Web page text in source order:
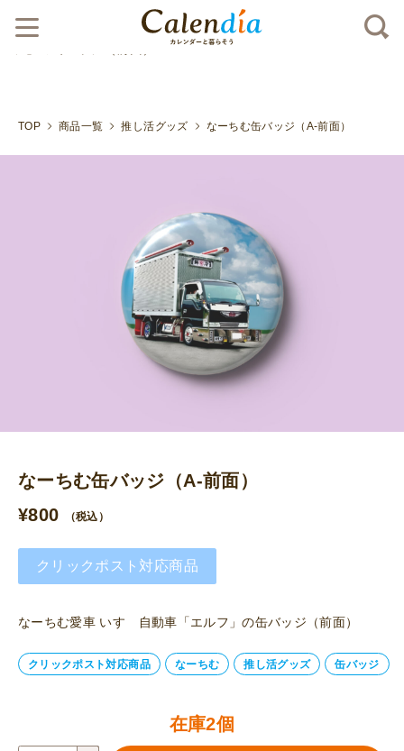
クリックポスト対応商品 なーちむ愛車 いすゞ自動車「エ
TOP 商品一覧 推し活グッズ なーちむ缶バッジ（A-前面）
なーちむ缶バッジ（A-前面）
¥800 （税込）
クリックポスト対応商品
なーちむ愛車 いすゞ自動車「エルフ」の缶バッジ（前面）
クリックポスト対応商品 なーちむ 推し活グッズ 缶バッジ
在庫2個